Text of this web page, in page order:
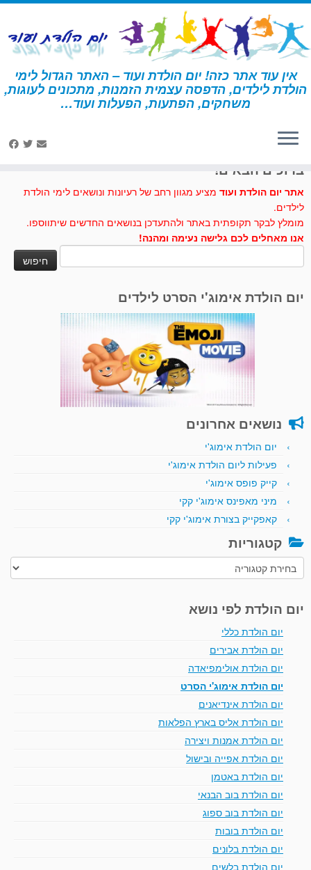
דלג
לתוכן
אין עוד אתר כזה! יום הולדת ועוד – האתר הגדול לימי
הולדת לילדים, הדפסה עצמית הזמנות, מתכונים לעוגות,
משחקים, הפתעות, הפעלות ועוד… דף הבית » בצק שוקולד
ברוכים הבאים!
אתר יום הולדת ועוד מציע מגוון רחב של רעיונות ונושאים לימי הולדת
לילדים.
מומלץ לבקר תקופתית באתר ולהתעדכן בנושאים החדשים שיתווספו.
אנו מאחלים לכם גלישה נעימה ומהנה!
יום הולדת אימוג'י הסרט לילדים
נושאים אחרונים
יום הולדת אימוג'י
פעילות ליום הולדת אימוג'י
קייק פופס אימוג'י
מיני מאפינס אימוג'י קקי
קאפקייק בצורת אימוג'י קקי
קטגוריות
קטגוריות
יום הולדת לפי נושא
יום הולדת כללי
יום הולדת אבירים
יום הולדת אולימפיאדה
יום הולדת אימוג'י הסרט
יום הולדת אינדיאנים
יום הולדת אליס בארץ הפלאות
יום הולדת אמנות ויצירה
יום הולדת אפייה ובישול
יום הולדת באטמן
יום הולדת בוב הבנאי
יום הולדת בוב ספוג
יום הולדת בובות
יום הולדת בלונים
יום הולדת בלשים